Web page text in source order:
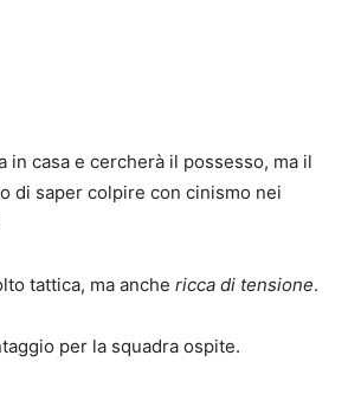
in casa e cercherà il possesso, ma il
di saper colpire con cinismo nei
tattica, ma anche ricca di tensione.
per la squadra ospite.